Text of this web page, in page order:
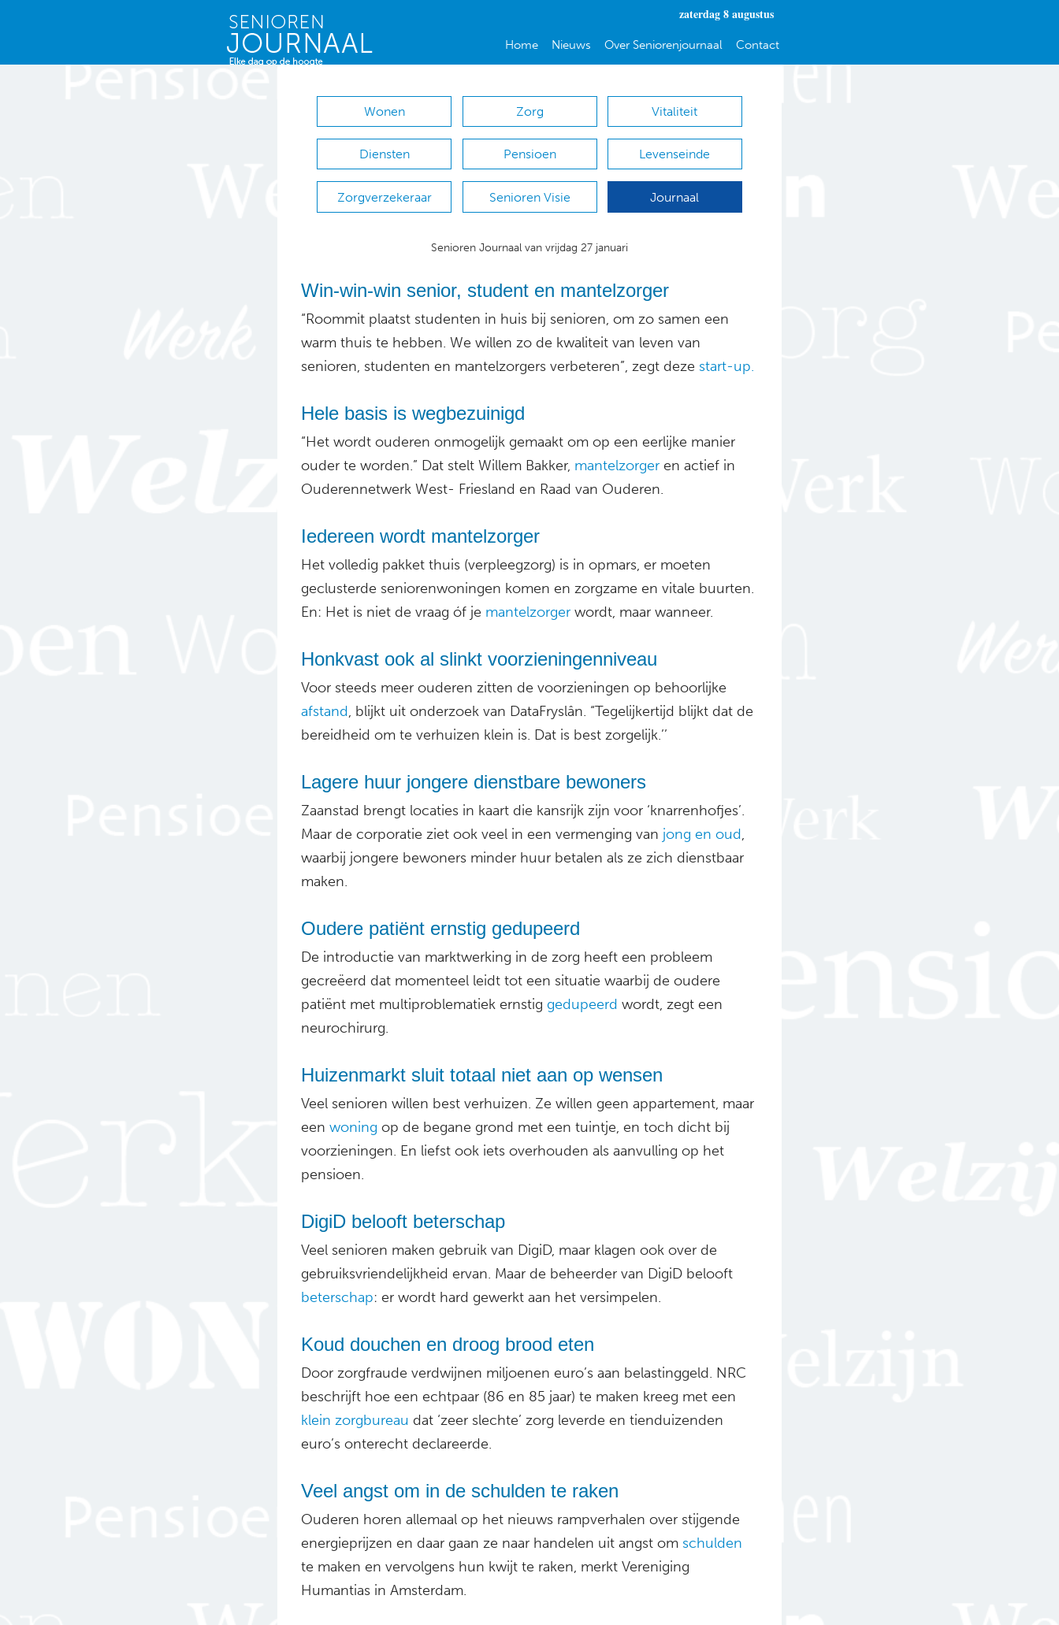
zaterdag 8 augustus
Home Nieuws Over Seniorenjournaal Contact
Wonen Zorg Vitaliteit
Diensten Pensioen Levenseinde
Zorgverzekeraar Senioren Visie Journaal
Senioren Journaal van vrijdag 27 januari
Win-win-win senior, student en mantelzorger
“Roommit plaatst studenten in huis bij senioren, om zo samen een
warm thuis te hebben. We willen zo de kwaliteit van leven van
senioren, studenten en mantelzorgers verbeteren”, zegt deze start-up.
Hele basis is wegbezuinigd
“Het wordt ouderen onmogelijk gemaakt om op een eerlijke manier
ouder te worden.” Dat stelt Willem Bakker, mantelzorger en actief in
Ouderennetwerk West- Friesland en Raad van Ouderen.
Iedereen wordt mantelzorger
Het volledig pakket thuis (verpleegzorg) is in opmars, er moeten
geclusterde seniorenwoningen komen en zorgzame en vitale buurten.
En: Het is niet de vraag óf je mantelzorger wordt, maar wanneer.
Honkvast ook al slinkt voorzieningenniveau
Voor steeds meer ouderen zitten de voorzieningen op behoorlijke
afstand, blijkt uit onderzoek van DataFryslân. “Tegelijkertijd blijkt dat de
bereidheid om te verhuizen klein is. Dat is best zorgelijk.’’
Lagere huur jongere dienstbare bewoners
Zaanstad brengt locaties in kaart die kansrijk zijn voor ‘knarrenhofjes’.
Maar de corporatie ziet ook veel in een vermenging van jong en oud,
waarbij jongere bewoners minder huur betalen als ze zich dienstbaar
maken.
Oudere patiënt ernstig gedupeerd
De introductie van marktwerking in de zorg heeft een probleem
gecreëerd dat momenteel leidt tot een situatie waarbij de oudere
patiënt met multiproblematiek ernstig gedupeerd wordt, zegt een
neurochirurg.
Huizenmarkt sluit totaal niet aan op wensen
Veel senioren willen best verhuizen. Ze willen geen appartement, maar
een woning op de begane grond met een tuintje, en toch dicht bij
voorzieningen. En liefst ook iets overhouden als aanvulling op het
pensioen.
DigiD belooft beterschap
Veel senioren maken gebruik van DigiD, maar klagen ook over de
gebruiksvriendelijkheid ervan. Maar de beheerder van DigiD belooft
beterschap: er wordt hard gewerkt aan het versimpelen.
Koud douchen en droog brood eten
Door zorgfraude verdwijnen miljoenen euro’s aan belastinggeld. NRC
beschrijft hoe een echtpaar (86 en 85 jaar) te maken kreeg met een
klein zorgbureau dat ‘zeer slechte’ zorg leverde en tienduizenden
euro’s onterecht declareerde.
Veel angst om in de schulden te raken
Ouderen horen allemaal op het nieuws rampverhalen over stijgende
energieprijzen en daar gaan ze naar handelen uit angst om schulden
te maken en vervolgens hun kwijt te raken, merkt Vereniging
Humantias in Amsterdam.